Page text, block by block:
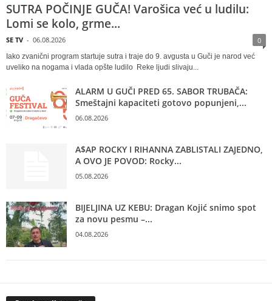
SUTRA POČINJE GUČA! Varošica već u ludilu:
Lomi se kolo, grme...
SE TV - 06.08.2026 0
Iako zvanični program startuje sutra i traje do 9. avgusta u Guči je narod već
uveliko na nogama i vlada opšte ludilo Reke ljudi slivaju...
ALARM U GUČI PRED 65. SABOR TRUBAČA:
Smeštajni kapaciteti gotovo popunjeni,...
06.08.2026
A$AP ROCKY I RIHANNA ZABLISTALI ZAJEDNO,
A OVO JE POVOD: Rocky...
05.08.2026
BIJELJINA UZ KEBU: Dragan Kojić snimo spot
za novu pesmu –...
04.08.2026